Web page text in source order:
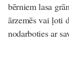
bērniem lasa
ārzemēs vai ļoti
nodarboties ar